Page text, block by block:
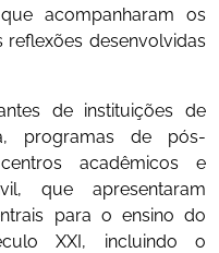
acompanharam os
desenvolvidas
de instituições de
programas de pós-
acadêmicos e
que apresentaram
para o ensino do
XXI, incluindo o